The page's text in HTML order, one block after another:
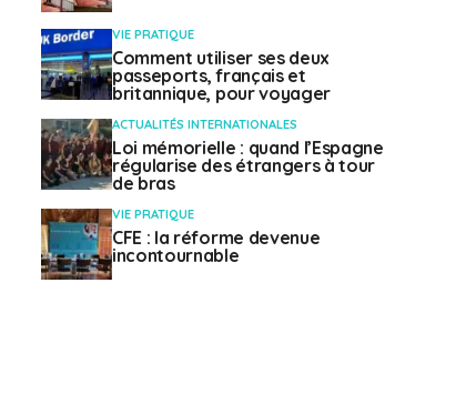
VIE PRATIQUE
Comment utiliser ses deux
passeports, français et
britannique, pour voyager
ACTUALITÉS INTERNATIONALES
Loi mémorielle : quand l’Espagne
régularise des étrangers à tour
de bras
VIE PRATIQUE
CFE : la réforme devenue
incontournable